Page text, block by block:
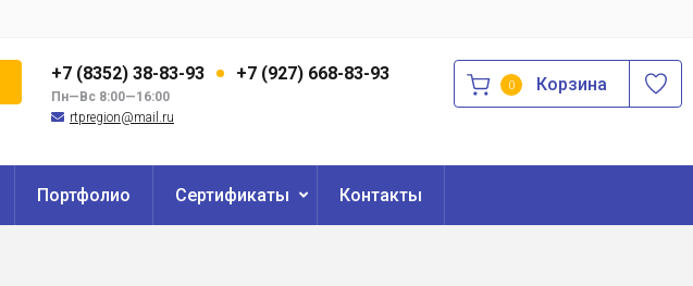
+7 (8352) 38-83-93 +7 (927) 668-83-93
Пн—Вс 8:00—16:00
rtpregion@mail.ru
0 Корзина
Портфолио Сертификаты Контакты